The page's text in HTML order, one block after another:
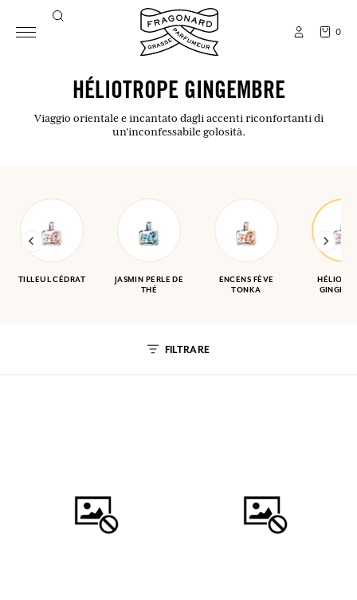
0
HÉLIOTROPE GINGEMBRE
Viaggio orientale e incantato dagli accenti riconfortanti di
un'inconfessabile golosità.
TILLEUL CÉDRAT
JASMIN PERLE DE
THÉ
ENCENS FÈVE
TONKA
FILTRARE